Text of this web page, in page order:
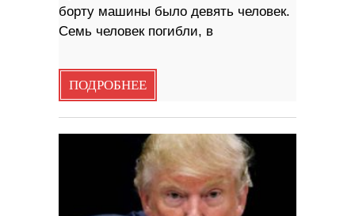
борту машины было девять человек.
Семь человек погибли, в
ПОДРОБНЕЕ